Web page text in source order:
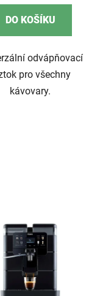
DO KOŠÍKU
odvápňovací
pro všechny
kávovary.